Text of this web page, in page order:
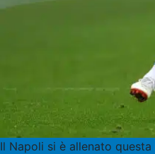
Il Napoli si è allenato questa